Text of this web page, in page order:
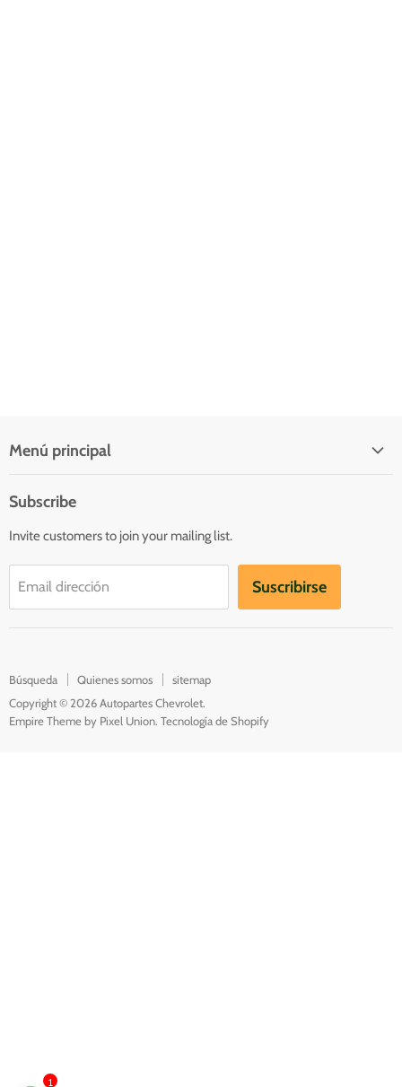
Menú principal
Inicio
Catálogo
Contacto
Subscribe
Invite customers to join your mailing list.
Email dirección Suscribirse
Búsqueda Quienes somos
sitemap
Copyright © 2026 Autopartes Chevrolet.
Empire Theme by Pixel Union. Tecnología de Shopify
1